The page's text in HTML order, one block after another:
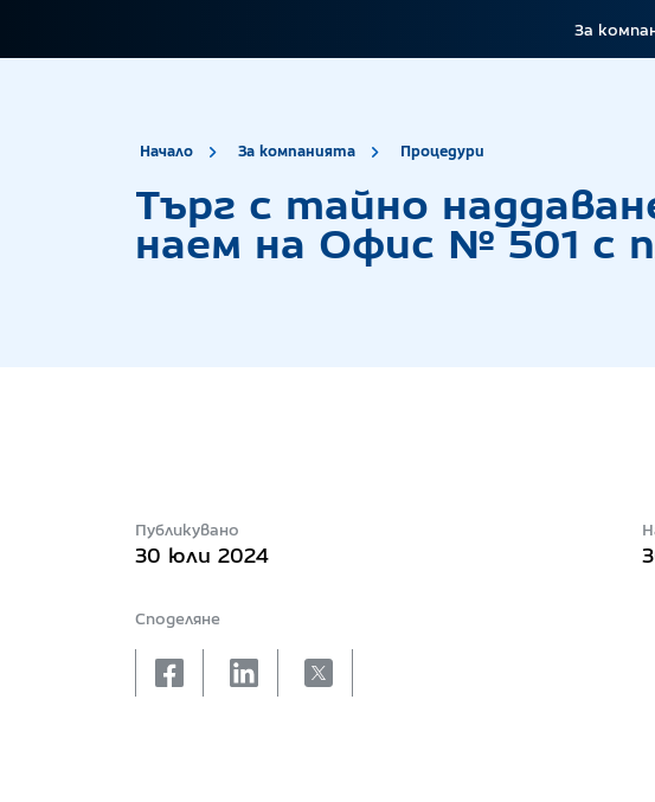
За
Начало За компанията Процедури
Търг с тайно
наем на Офис № 501 с
Публикувано
30 юли 2024
Споделяне
facebooklinkedinX